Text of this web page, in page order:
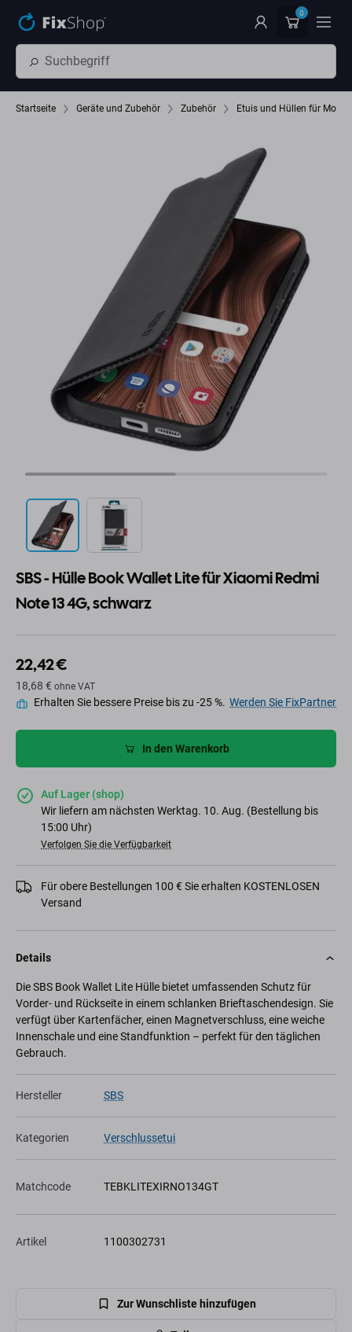
0
Startseite Geräte und Zubehör Zubehör Etuis und Hüllen für
SBS - Hülle Book Wallet Lite für Xiaomi Redmi
Note 13 4G, schwarz
22,42 €
18,68 € ohne VAT
Erhalten Sie bessere Preise bis zu -25 %. Werden Sie FixPartner
In den Warenkorb
Auf Lager (shop)
Wir liefern am nächsten Werktag. 10. Aug. (Bestellung bis
15:00 Uhr)
Verfolgen Sie die Verfügbarkeit
Für obere Bestellungen 100 € Sie erhalten KOSTENLOSEN
Versand
Details
Die SBS Book Wallet Lite Hülle bietet umfassenden Schutz für
Vorder- und Rückseite in einem schlanken Brieftaschendesign. Sie
verfügt über Kartenfächer, einen Magnetverschluss, eine weiche
Innenschale und eine Standfunktion – perfekt für den täglichen
Gebrauch.
Hersteller SBS
Kategorien Verschlussetui
Matchcode TEBKLITEXIRNO134GT
Artikel 1100302731
Zur Wunschliste hinzufügen